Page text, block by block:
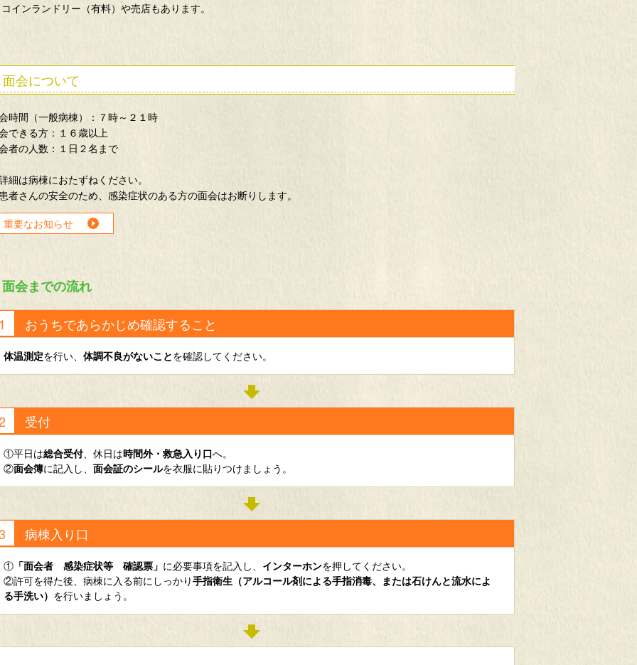
コインランドリー（有料）や売店もあります。
面会について
時間（一般病棟）：７時～２１時
できる方：１６歳以上
者の人数：１日２名まで
細は病棟におたずねください。
者さんの安全のため、感染症状のある方の面会はお断りします。
重要なお知らせ
面会までの流れ
おうちであらかじめ確認すること
体温測定を行い、 体調不良がないことを確認してください。
受付
①平日は総合受付、休日は時間外・救急入り口へ。
②面会簿に記入し、 面会証のシールを衣服に貼りつけましょう。
病棟入り口
① 「面会者 感染症状等 確認票」 に必要事項を記入し、 インターホンを押してください。
②許可を得た後、病棟に入る前にしっかり手指衛生（アルコール剤による手指消毒、または石けんと流水によ
る手洗い） を行いましょう。